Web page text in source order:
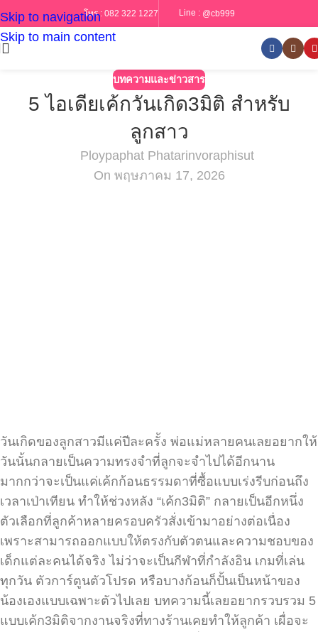
Skip to navigation
Skip to main content
โทร : 082 322 1227 Line : @cb999
บทความและข่าวสาร
5 ไอเดียเค้กวันเกิด3มิติ สำหรับ
ลูกสาว
Ploypaphat Phatarinvoraphisut
On พฤษภาคม 17, 2026
วันเกิดของลูกสาวมีแค่ปีละครั้ง พ่อแม่หลายคนเลยอยากให้
วันนั้นกลายเป็นความทรงจำที่ลูกจะจำไปได้อีกนาน
มากกว่าจะเป็นแค่เค้กก้อนธรรมดาที่ซื้อแบบเร่งรีบก่อนถึง
เวลาเป่าเทียน ทำให้ช่วงหลัง “เค้ก3มิติ” กลายเป็นอีกหนึ่ง
ตัวเลือกที่ลูกค้าหลายครอบครัวสั่งเข้ามาอย่างต่อเนื่อง
เพราะสามารถออกแบบให้ตรงกับตัวตนและความชอบของ
เด็กแต่ละคนได้จริง ไม่ว่าจะเป็นกีฬาที่กำลังอิน เกมที่เล่น
ทุกวัน ตัวการ์ตูนตัวโปรด หรือบางก้อนก็ปั้นเป็นหน้าของ
น้องเองแบบเฉพาะตัวไปเลย บทความนี้เลยอยากรวบรวม 5
แบบเค้ก3มิติจากงานจริงที่ทางร้านเคยทำให้ลูกค้า เผื่อจะ